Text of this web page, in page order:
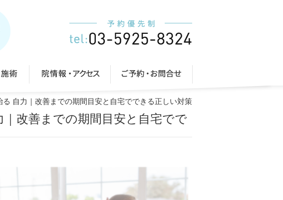
る 自力｜改善までの期間目安と自宅でできる正しい対策
改善までの期間目安と自宅でで